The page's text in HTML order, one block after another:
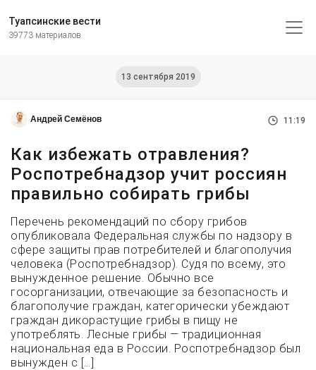
Туапсинские вести
39773 материалов
13 сентября 2019
Андрей Семёнов 11:19
Как избежать отравления?
Роспотребнадзор учит россиян
правильно собирать грибы
Перечень рекомендаций по сбору грибов
опубликовала Федеральная службы по надзору в
сфере защиты прав потребителей и благополучия
человека (Роспотребнадзор). Судя по всему, это
вынужденное решение. Обычно все
госорганизации, отвечающие за безопасность и
благополучие граждан, категорически убеждают
граждан дикорастущие грибы в пищу не
употреблять. Лесные грибы — традиционная
национальная еда в России. Роспотребнадзор был
вынужден с […]